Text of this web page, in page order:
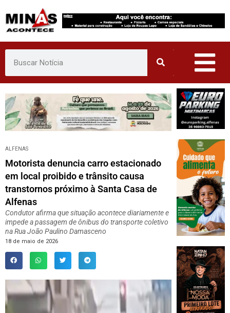
Pular
para
o
conteúdo
ALFENAS
Motorista denuncia carro estacionado
em local proibido e trânsito causa
transtornos próximo à Santa Casa de
Alfenas
Condutor afirma que situação acontece diariamente e
impede a passagem de ônibus do transporte coletivo
na Rua João Paulino Damasceno
18 de maio de 2026